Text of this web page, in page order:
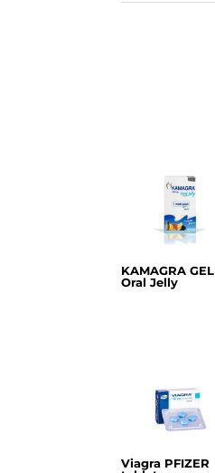
KAMAGRA GEL
Oral Jelly
Viagra PFIZER